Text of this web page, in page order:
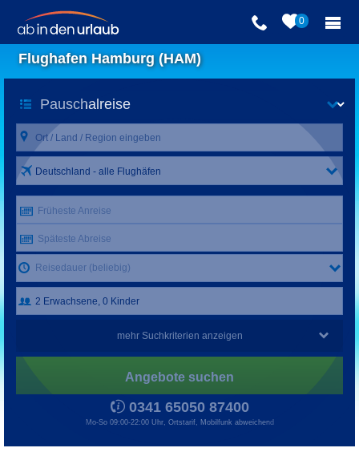
0
Flughafen Hamburg (HAM)
Deutschland - alle Flughäfen
Früheste Anreise
Späteste Abreise
Reisedauer (beliebig)
mehr Suchkriterien anzeigen
Angebote suchen
0341 65050 87400
Mo-So 09:00-22:00 Uhr, Ortstarif, Mobilfunk abweichend